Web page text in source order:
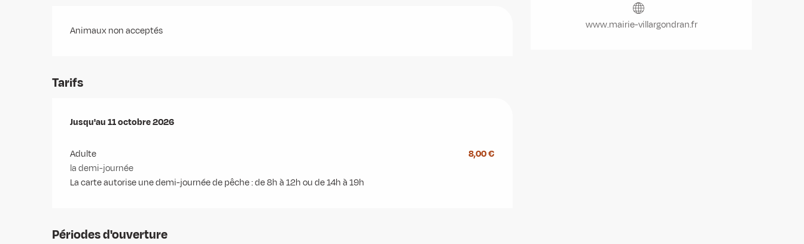
www.mairie-villargondran.fr
Animaux non acceptés
Tarifs
Du4 avril 2026au11 octobre 2026
Jusqu'au11 octobre 2026
Adulte
la demi-journée
8,00 €
La carte autorise une demi-journée de pêche : de 8h à 12h ou de 14h à 19h
Périodes d'ouverture